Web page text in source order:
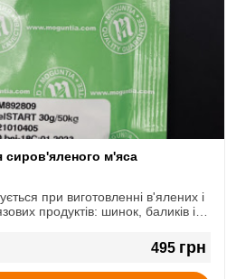
сиров'яленого м'яса
при виготовленні в'ялених і
продуктів: шинок, баликів і
від патогенних бактерій.495 грн